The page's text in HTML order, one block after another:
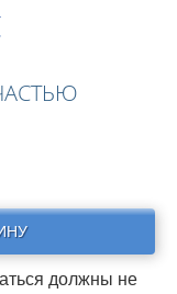
должны не